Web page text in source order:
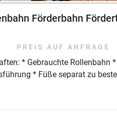
Förderbahn
PREIS AUF ANFRAGE
* Gebrauchte Rollenbahn
* Füße separat zu